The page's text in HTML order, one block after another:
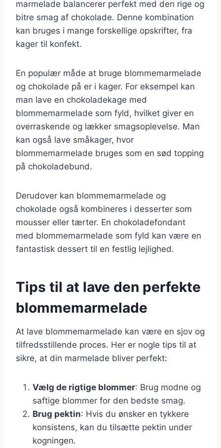
marmelade balancerer perfekt med den rige og
bitre smag af chokolade. Denne kombination
kan bruges i mange forskellige opskrifter, fra
kager til konfekt.
En populær måde at bruge blommemarmelade
og chokolade på er i kager. For eksempel kan
man lave en chokoladekage med
blommemarmelade som fyld, hvilket giver en
overraskende og lækker smagsoplevelse. Man
kan også lave småkager, hvor
blommemarmelade bruges som en sød topping
på chokoladebund.
Derudover kan blommemarmelade og
chokolade også kombineres i desserter som
mousser eller tærter. En chokoladefondant
med blommemarmelade som fyld kan være en
fantastisk dessert til en festlig lejlighed.
Tips til at lave den perfekte
blommemarmelade
At lave blommemarmelade kan være en sjov og
tilfredsstillende proces. Her er nogle tips til at
sikre, at din marmelade bliver perfekt:
Vælg de rigtige blommer: Brug modne og
saftige blommer for den bedste smag.
Brug pektin: Hvis du ønsker en tykkere
konsistens, kan du tilsætte pektin under
kogningen.